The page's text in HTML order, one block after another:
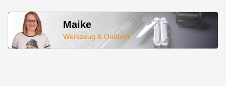
Maike
Werkzeug & Outdoor